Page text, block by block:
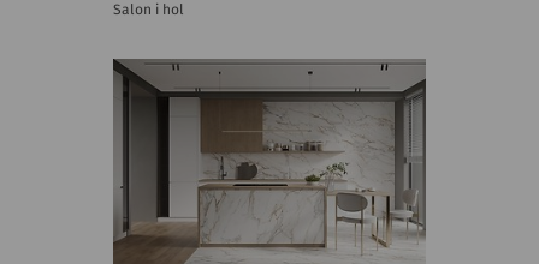
Salon i hol